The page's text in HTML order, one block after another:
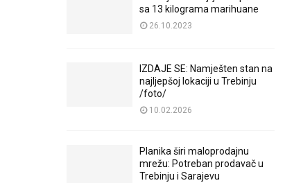
sa 13 kilograma marihuane
26.10.2023
IZDAJE SE: Namješten stan na
najljepšoj lokaciji u Trebinju
/foto/
10.02.2026
Planika širi maloprodajnu
mrežu: Potreban prodavač u
Trebinju i Sarajevu